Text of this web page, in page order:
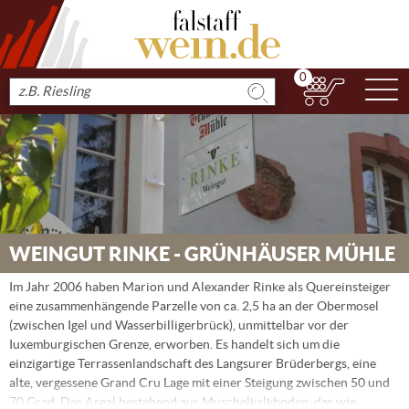
Produkt
suchen
0
WEINGUT RINKE - GRÜNHÄUSER MÜHLE
Im Jahr 2006 haben Marion und Alexander Rinke als Quereinsteiger
eine zusammenhängende Parzelle von ca. 2,5 ha an der Obermosel
(zwischen Igel und Wasserbilligerbrück), unmittelbar vor der
Iuxemburgischen Grenze, erworben. Es handelt sich um die
einzigartige Terrassenlandschaft des Langsurer Brüderbergs, eine
alte, vergessene Grand Cru Lage mit einer Steigung zwischen 50 und
70 Grad. Das Areal bestehend aus Muschelkalkboden, das wie